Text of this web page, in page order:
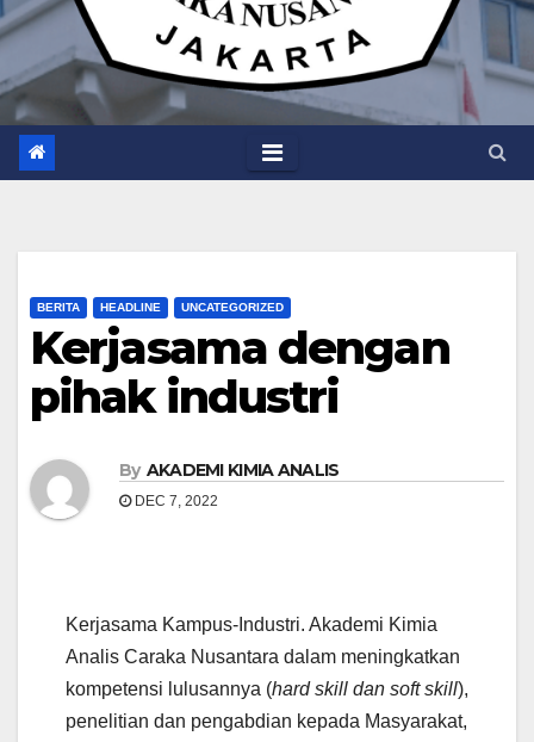
BERITA HEADLINE UNCATEGORIZED
Kerjasama dengan
pihak industri
By AKADEMI KIMIA ANALIS
DEC 7, 2022
Kerjasama Kampus-Industri. Akademi Kimia
Analis Caraka Nusantara dalam meningkatkan
kompetensi lulusannya (hard skill dan soft skill),
penelitian dan pengabdian kepada Masyarakat,